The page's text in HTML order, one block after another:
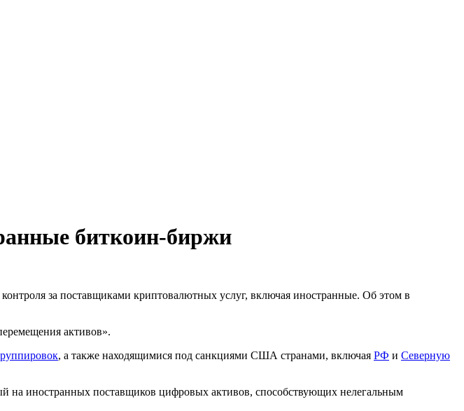
биткоин-биржи
за поставщиками криптовалютных услуг, включая иностранные. Об этом в
активов».
, а также находящимися под санкциями США странами, включая РФ и Северную
на иностранных поставщиков цифровых активов, способствующих нелегальным